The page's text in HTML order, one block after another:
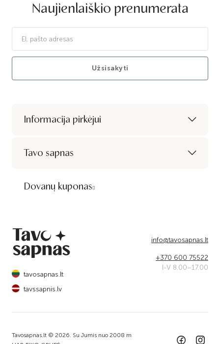
Naujienlaiškio prenumerata
Užsisakyti
Informacija pirkėjui
Tavo sapnas
Dovanų kuponas
info@tavosapnas.lt
+370 600 75522
I-V 8.00–17.00
tavosapnas.lt
tavssapnis.lv
Tavosapnas.lt © 2026. Su Jumis nuo 2008 m